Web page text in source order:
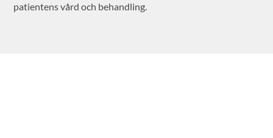
patientens vård och behandling.